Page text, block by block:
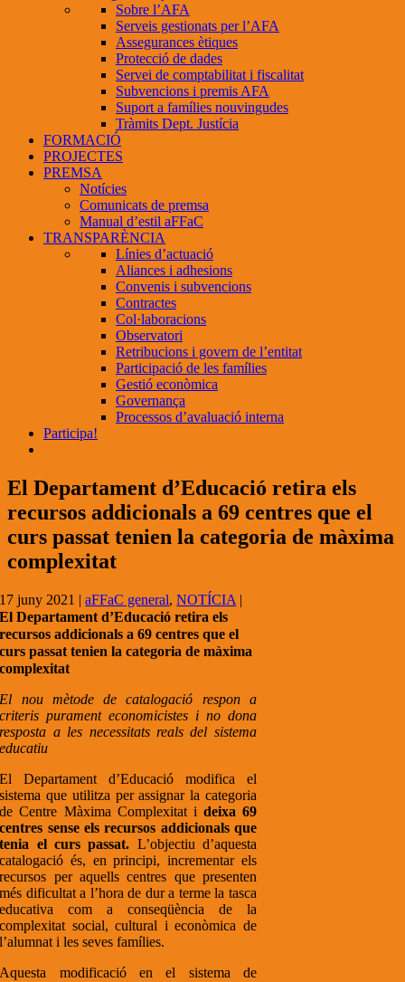
Sobre l’AFA
Serveis gestionats per l’AFA
Assegurances ètiques
Protecció de dades
Servei de comptabilitat i fiscalitat
Subvencions i premis AFA
Suport a famílies nouvingudes
Tràmits Dept. Justícia
FORMACIÓ
PROJECTES
PREMSA
Notícies
Comunicats de premsa
Manual d’estil aFFaC
TRANSPARÈNCIA
Línies d’actuació
Aliances i adhesions
Convenis i subvencions
Contractes
Col·laboracions
Observatori
Retribucions i govern de l’entitat
Participació de les famílies
Gestió econòmica
Governança
Processos d’avaluació interna
Participa!
El Departament d’Educació retira els
recursos addicionals a 69 centres que el
curs passat tenien la categoria de màxima
complexitat
17 juny 2021 |aFFaC general,NOTÍCIA |
El Departament d’Educació retira els
recursos addicionals a 69 centres que el
curs passat tenien la categoria de màxima
complexitat
El nou mètode de catalogació respon a
criteris purament economicistes i no dona
resposta a les necessitats reals del sistema
educatiu
El Departament d’Educació modifica el
sistema que utilitza per assignar la categoria
de Centre Màxima Complexitat i deixa 69
centres sense els recursos addicionals que
tenia el curs passat. L’objectiu d’aquesta
catalogació és, en principi, incrementar els
recursos per aquells centres que presenten
més dificultat a l’hora de dur a terme la tasca
educativa com a conseqüència de la
complexitat social, cultural i econòmica de
l’alumnat i les seves famílies.
Aquesta modificació en el sistema de